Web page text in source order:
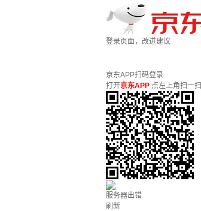
登录页面，改进建议
京东APP扫码登录
打开京东APP 点左上角扫一扫
服务器出错
刷新